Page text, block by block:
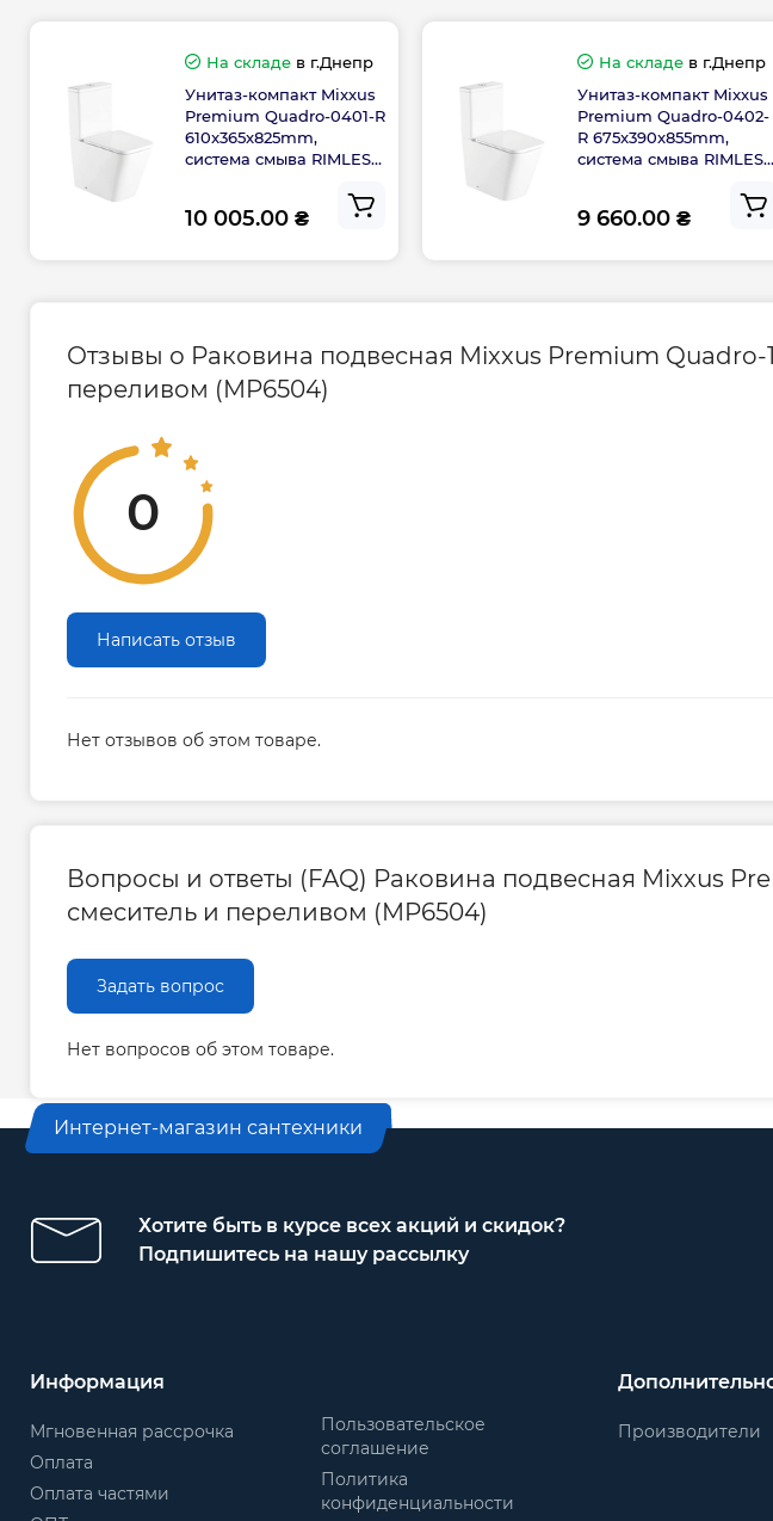
На складе в г.Днепр
Унитаз-компакт Mixxus
Premium Quadro-0401-R
610x365x825mm,
система смыва RIMLESS
10 005.00 ₴
На складев г.Днепр
Унитаз-компакт Mixxus
Premium Quadro-0402-
R 675x390x855mm,
система смыва RIMLESS
9 660.00 ₴
Отзывы о Раковина подвесная Mixxus Premium Quadro-
переливом (MP6504)
0
Написать отзыв
Нет отзывов об этом товаре.
Вопросы и ответы (FAQ) Раковина подвесная Mixxus
смеситель и переливом (MP6504)
Задать вопрос
Нет вопросов об этом товаре.
Интернет-магазин сантехники
Хотите быть в курсе всех акций и скидок?
Подпишитесь на нашу рассылку
Информация
Мгновенная рассрочка
Оплата
Оплата частями
Пользовательское
соглашение
Политика
конфиденциальности
Производители